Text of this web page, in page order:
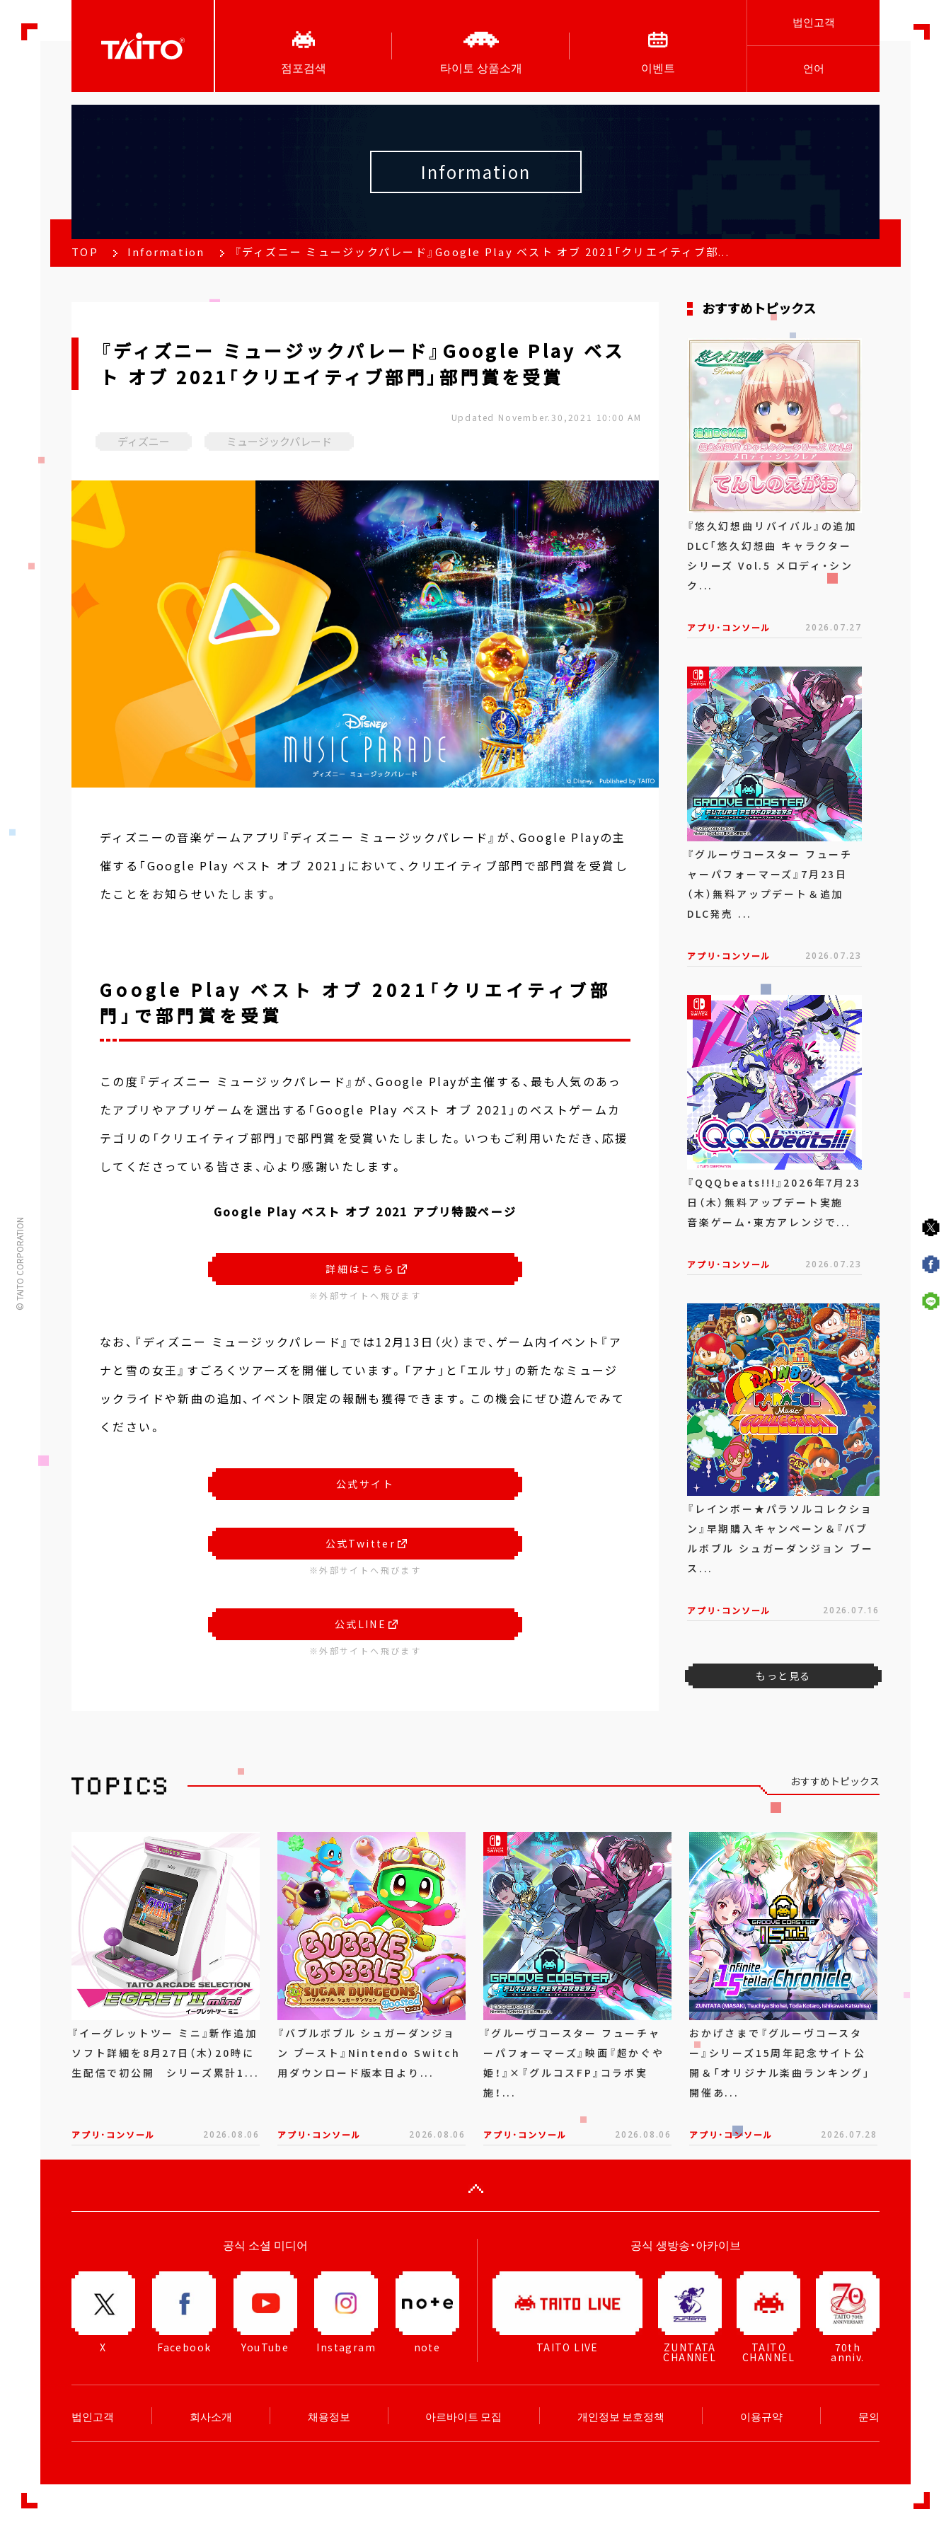
점포검색 타이토 상품소개 이벤트
법인고객
언어
© TAITO CORPORATION
Information
TOP Information 『ディズニー ミュージックパレード』Google Play ベスト オブ 2021「クリエイティブ部...
『ディズニー ミュージックパレード』Google Play ベス
ト オブ 2021「クリエイティブ部門」部門賞を受賞
Updated November.30,2021 10:00 AM
ディズニー ミュージックパレード
ディズニーの音楽ゲームアプリ『ディズニー ミュージックパレード』が、Google Playの主
催する「Google Play ベスト オブ 2021」において、クリエイティブ部門で部門賞を受賞し
たことをお知らせいたします。
Google Play ベスト オブ 2021「クリエイティブ部
門」で部門賞を受賞
この度『ディズニー ミュージックパレード』が、Google Playが主催する、最も人気のあっ
たアプリやアプリゲームを選出する「Google Play ベスト オブ 2021」のベストゲームカ
テゴリの「クリエイティブ部門」で部門賞を受賞いたしました。いつもご利用いただき、応援
してくださっている皆さま、心より感謝いたします。
Google Play ベスト オブ 2021 アプリ特設ページ
詳細はこちら
※外部サイトへ飛びます
なお、『ディズニー ミュージックパレード』では12月13日（火）まで、ゲーム内イベント『ア
ナと雪の女王』すごろくツアーズを開催しています。「アナ」と「エルサ」の新たなミュージ
ックライドや新曲の追加、イベント限定の報酬も獲得できます。この機会にぜひ遊んでみて
ください。
公式サイト
公式Twitter
※外部サイトへ飛びます
公式LINE
※外部サイトへ飛びます
おすすめトピックス
『悠久幻想曲リバイバル』の追加
DLC「悠久幻想曲 キャラクター
シリーズ Vol.5 メロディ・シン
ク...
アプリ･コンソール 2026.07.27
『グルーヴコースター フューチ
ャーパフォーマーズ』7月23日
（木）無料アップデート＆追加
DLC発売 ...
アプリ･コンソール 2026.07.23
『QQQbeats!!!』2026年7月23
日（木）無料アップデート実施
音楽ゲーム・東方アレンジで...
アプリ･コンソール 2026.07.23
『レインボー★パラソルコレクショ
ン』早期購入キャンペーン＆『バブ
ルボブル シュガーダンジョン ブー
ス...
アプリ･コンソール 2026.07.16
もっと見る
おすすめトピックス
『イーグレットツー ミニ』新作追加
ソフト詳細を8月27日（木）20時に
生配信で初公開 シリーズ累計1...
アプリ･コンソール 2026.08.06
『バブルボブル シュガーダンジョ
ン ブースト』Nintendo Switch
用ダウンロード版本日より...
アプリ･コンソール 2026.08.06
『グルーヴコースター フューチャ
ーパフォーマーズ』映画『超かぐや
姫！』×『グルコスFP』コラボ実
施！...
アプリ･コンソール 2026.08.06
おかげさまで『グルーヴコースタ
ー』シリーズ15周年記念サイト公
開＆「オリジナル楽曲ランキング」
開催あ...
アプリ･コンソール 2026.07.28
공식 소셜 미디어
X Facebook YouTube Instagram note
공식 생방송・아카이브
TAITO LIVE ZUNTATA
CHANNEL
TAITO
CHANNEL
70th
anniv.
법인고객 회사소개 채용정보 아르바이트 모집 개인정보 보호정책 이용규약 문의